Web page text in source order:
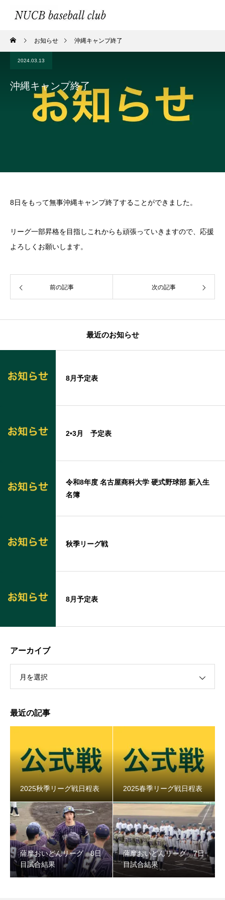
お知らせ 沖縄キャンプ終了
2024.03.13
沖縄キャンプ終了
8日をもって無事沖縄キャンプ終了することができました。
リーグ一部昇格を目指しこれからも頑張っていきますので、応援
よろしくお願いします。
前の記事 次の記事
最近のお知らせ
8月予定表
2•3月 予定表
令和8年度 名古屋商科大学 硬式野球部 新入生
名簿
秋季リーグ戦
8月予定表
アーカイブ
月を選択
最近の記事
2025秋季リーグ戦日程表 2025春季リーグ戦日程表
薩摩おいどんリーグ 8日
目試合結果
薩摩おいどんリーグ 7日
目試合結果